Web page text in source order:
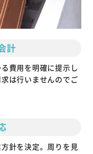
計
費用を明確に提示し
は行いませんのでご
針を決定。周りを見